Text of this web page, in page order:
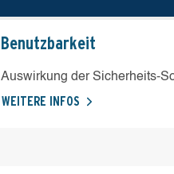
Benutz­barkeit
Auswirkung der Sicherheits-
WEITERE INFOS